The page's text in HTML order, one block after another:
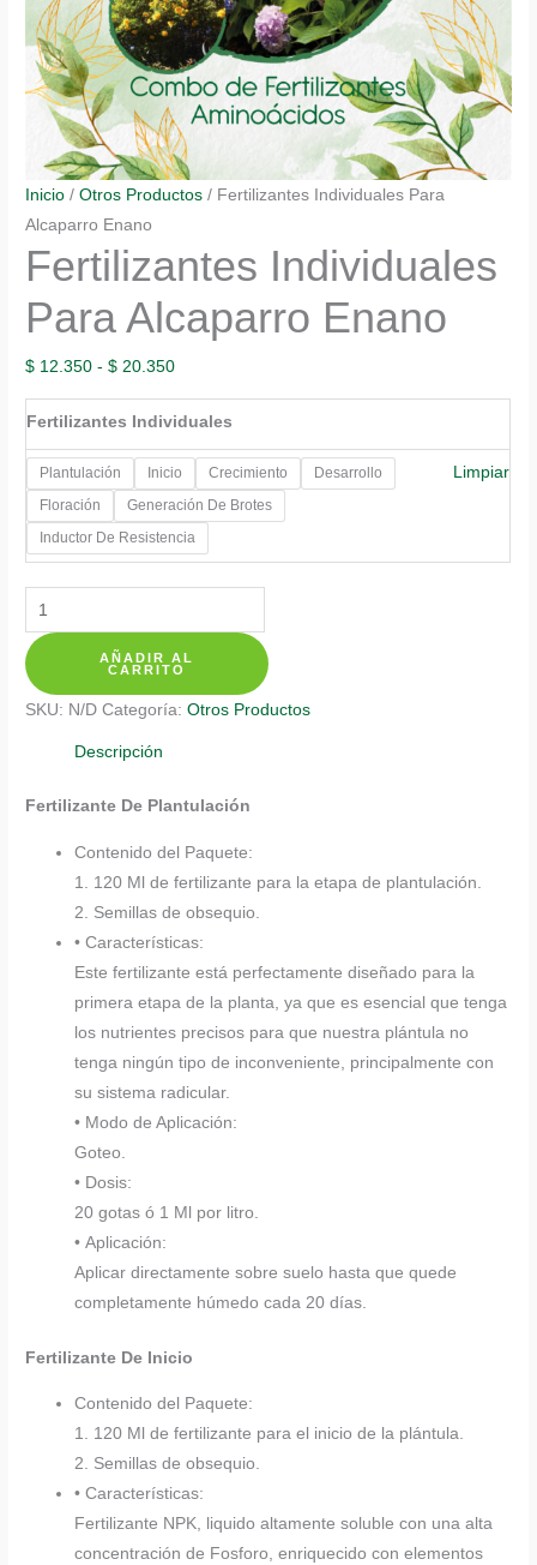
Inicio /Otros Productos / Fertilizantes Individuales Para
Alcaparro Enano
Fertilizantes Individuales
Para Alcaparro Enano
$ 12.350 - $ 20.350Rango
de
precios:
desde
$ 12.350
hasta
$ 20.350
Fertilizantes Individuales
Plantulación Inicio Crecimiento
Desarrollo
Floración
Generación De Brotes
Inductor De Resistencia
Limpiar
Fertilizantes
Individuales
Para
Alcaparro
Enano
cantidad
AÑADIR AL
CARRITO
SKU: N/D Categoría:Otros Productos
Descripción
Fertilizante De Plantulación
Contenido del Paquete:
1. 120 Ml de fertilizante para la etapa de plantulación.
2. Semillas de obsequio.
• Características:
Este fertilizante está perfectamente diseñado para la
primera etapa de la planta, ya que es esencial que tenga
los nutrientes precisos para que nuestra plántula no
tenga ningún tipo de inconveniente, principalmente con
su sistema radicular.
• Modo de Aplicación:
Goteo.
• Dosis:
20 gotas ó 1 Ml por litro.
• Aplicación:
Aplicar directamente sobre suelo hasta que quede
completamente húmedo cada 20 días.
Fertilizante De Inicio
Contenido del Paquete:
1. 120 Ml de fertilizante para el inicio de la plántula.
2. Semillas de obsequio.
• Características:
Fertilizante NPK, liquido altamente soluble con una alta
concentración de Fosforo, enriquecido con elementos